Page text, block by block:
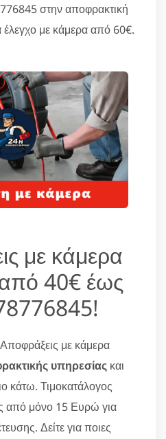
στην αποφρακτική
έλεγχο με κάμερα από 60€.
με κάμερα
40€ έως
με κάμερα
υπηρεσίαςκαι
κάτω. Τιμοκατάλογος
από μόνο 15 Ευρώ για
Δείτε για ποιες